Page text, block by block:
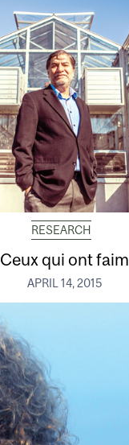
RESEARCH
Ceux qui ont faim
APRIL 14, 2015